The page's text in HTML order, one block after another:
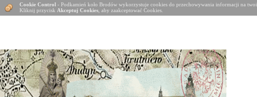
Cookie Control - Podkamień koło Brodów wykorzystuje cookies do przechowywania informacji na
Kliknij przycisk Akceptuj Cookies , aby zaakceptować Cookies.